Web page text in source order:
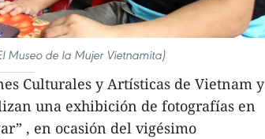
Museo de la Mujer Vietnamita)
Culturales y Artísticas de Vietnam y
una exhibición de fotografías en
, en ocasión del vigésimo